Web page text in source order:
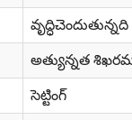
వృద్ధిచెందుతున్నది
అత్యున్నత
సెట్టింగ్